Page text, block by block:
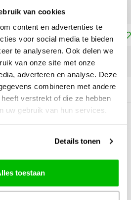
van cookies
content en advertenties te
voor social media te bieden
te analyseren. Ook delen we
van onze site met onze
adverteren en analyse. Deze
combineren met andere
verstrekt of die ze hebben
uw gebruik van hun services.
Details tonen
toestaan
14,5 x 17,5 cmLees meer
aan winkelwagen